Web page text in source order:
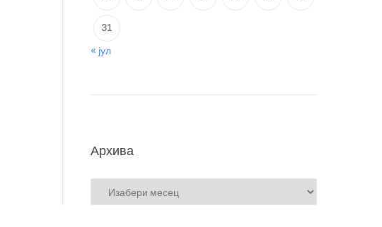
31
« јул
Архива